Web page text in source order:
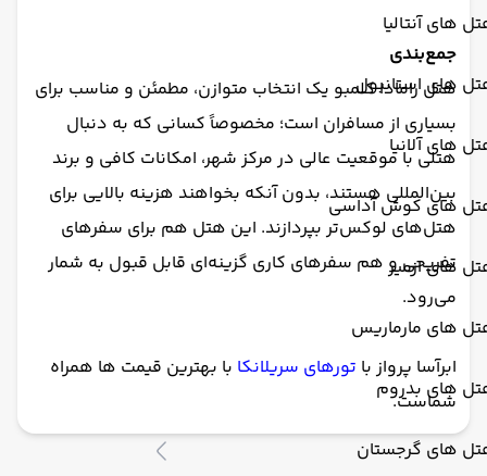
های آنتالیا
های استانبول
های آلانیا
های کوش آداسی
های ازمیر
های مارماریس
های بدروم
های گرجستان
جمع‌بندی
هتل رامادا کلمبو یک انتخاب متوازن، مطمئن و مناسب برای
بسیاری از مسافران است؛ مخصوصاً کسانی که به دنبال
هتلی با موقعیت عالی در مرکز شهر، امکانات کافی و برند
بین‌المللی هستند، بدون آنکه بخواهند هزینه بالایی برای
هتل‌های لوکس‌تر بپردازند. این هتل هم برای سفرهای
تفریحی و هم سفرهای کاری گزینه‌ای قابل قبول به شمار
می‌رود.
ابرآسا پرواز با تورهای سریلانکا با بهترین قیمت ها همراه
شماست.